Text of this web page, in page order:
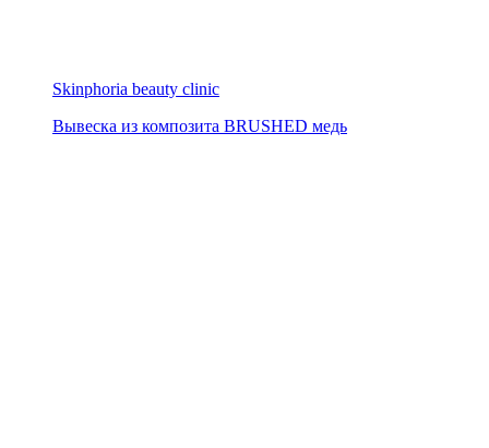
Skinphoria beauty clinic
Вывеска из композита BRUSHED медь